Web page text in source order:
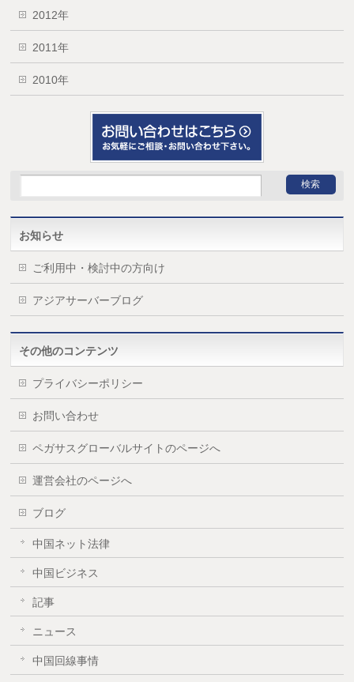
2012年
2011年
2010年
お知らせ
ご利用中・検討中の方向け
アジアサーバーブログ
その他のコンテンツ
プライバシーポリシー
お問い合わせ
ペガサスグローバルサイトのページへ
運営会社のページへ
ブログ
中国ネット法律
中国ビジネス
記事
ニュース
中国回線事情